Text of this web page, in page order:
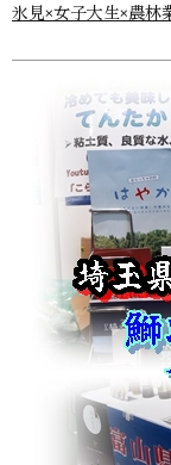
氷見×女子大生×農林